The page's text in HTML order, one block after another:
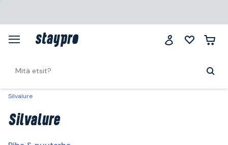
Silvalure
Silvalure